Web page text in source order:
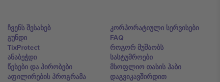
ჩვენს შესახებ
გუნდი
TixProtect
ანაბეჭდი
წესები და პირობები
აფილირების პროგრამა
კორპორატიული სერვისები
FAQ
როგორ მუშაობს
სასტუმროები
მსოფლიო თასის ჰაბი
დაგვიკავშირდით